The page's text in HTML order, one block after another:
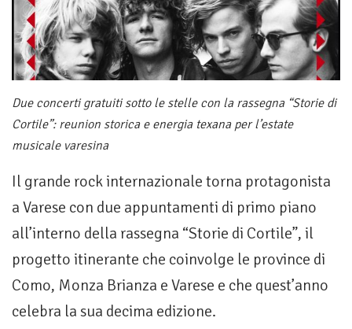
Due concerti gratuiti sotto le stelle con la rassegna “Storie di
Cortile”: reunion storica e energia texana per l’estate
musicale varesina
Il grande rock internazionale torna protagonista
a Varese con due appuntamenti di primo piano
all’interno della rassegna “Storie di Cortile”, il
progetto itinerante che coinvolge le province di
Como, Monza Brianza e Varese e che quest’anno
celebra la sua decima edizione.